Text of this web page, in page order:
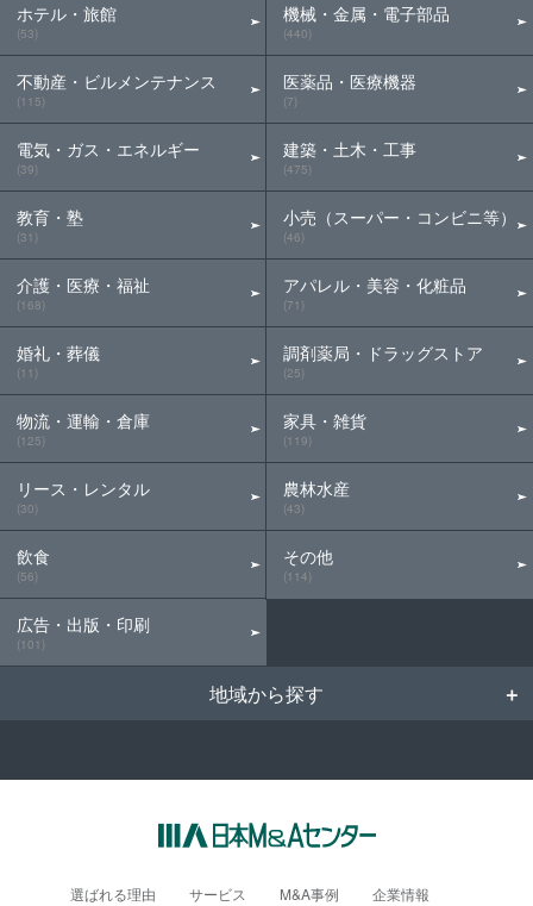
ホテル・旅館
(53)
不動産・ビルメンテナンス
(115)
電気・ガス・エネルギー
(39)
教育・塾
(31)
介護・医療・福祉
(168)
婚礼・葬儀
(11)
物流・運輸・倉庫
(125)
リース・レンタル
(30)
飲食
(56)
広告・出版・印刷
(101)
機械・金属・電子部品
(440)
医薬品・医療機器
(7)
建築・土木・工事
(475)
小売（スーパー・コンビニ等）
(46)
アパレル・美容・化粧品
(71)
調剤薬局・ドラッグストア
(25)
家具・雑貨
(119)
農林水産
(43)
その他
(114)
地域から探す
選ばれる理由 サービス M&A事例 企業情報